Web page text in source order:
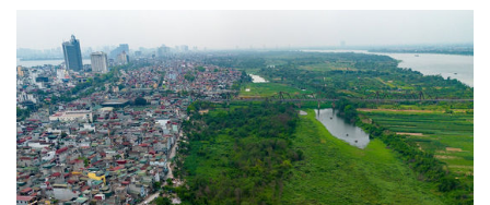
Nhân dân trên địa bàn nâng cao nhận thức pháp luật về đê
điều, phòng, chống thiên tai.